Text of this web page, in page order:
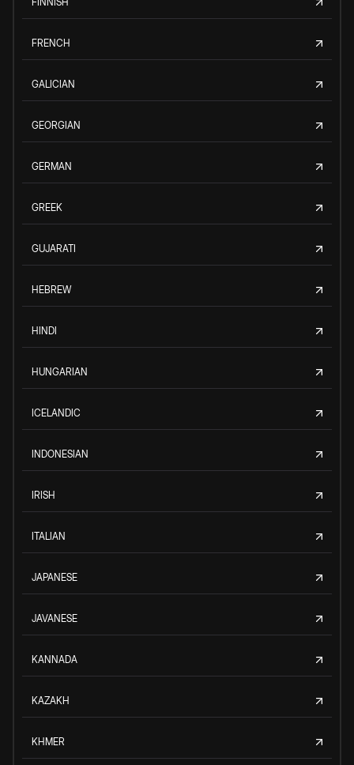
FRENCH
GALICIAN
GEORGIAN
GERMAN
GREEK
GUJARATI
HEBREW
HINDI
HUNGARIAN
ICELANDIC
INDONESIAN
IRISH
ITALIAN
JAPANESE
JAVANESE
KANNADA
KAZAKH
KHMER